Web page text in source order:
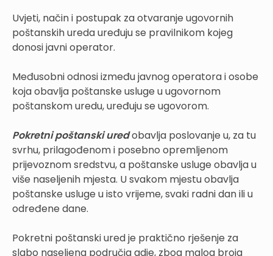
Uvjeti, način i postupak za otvaranje ugovornih
poštanskih ureda uređuju se pravilnikom kojeg
donosi javni operator.
Međusobni odnosi između javnog operatora i osobe
koja obavlja poštanske usluge u ugovornom
poštanskom uredu, uređuju se ugovorom.
Pokretni poštanski uredobavlja poslovanje u, za tu
svrhu, prilagođenom i posebno opremljenom
prijevoznom sredstvu, a poštanske usluge obavlja u
više naseljenih mjesta. U svakom mjestu obavlja
poštanske usluge u isto vrijeme, svaki radni dan ili u
određene dane.
Pokretni poštanski ured je praktično rješenje za
slabo naseljena područja gdje, zbog malog broja